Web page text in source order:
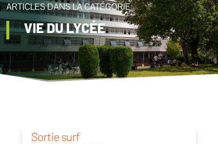
ARTICLES DANS LA CATÉGORIE
VIE DU LYCÉE
Sortie surf